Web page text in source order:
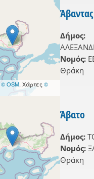
© OSM, Χάρτες ©
Άβαντας
Δήμος:
Νομός:
Θράκη
Άβατο
Δήμος:
Νομός:
Θράκη